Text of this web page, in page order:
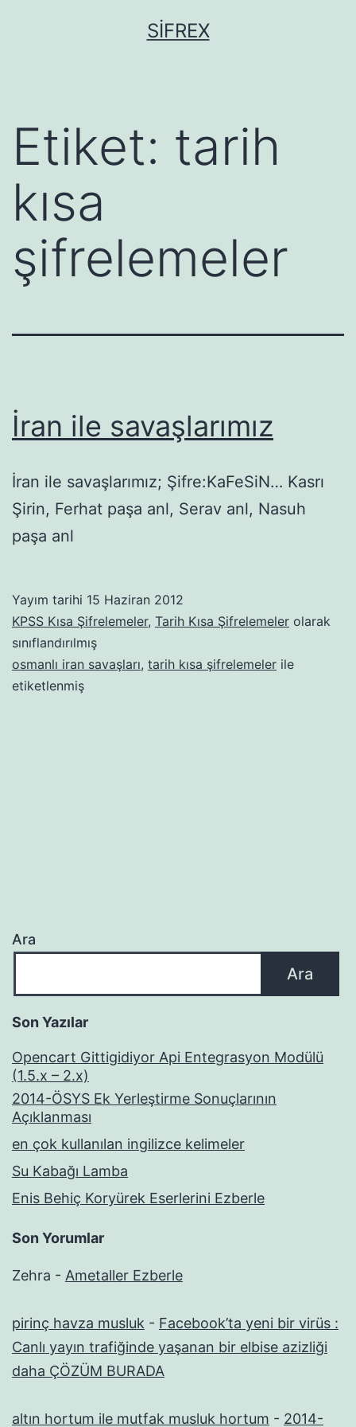
SIFREX
Etiket: tarih
kısa
şifrelemeler
İran ile savaşlarımız
İran ile savaşlarımız; Şifre:KaFeSiN… Kasrı
Şirin, Ferhat paşa anl, Serav anl, Nasuh
paşa anl
Yayım tarihi 15 Haziran 2012
KPSS Kısa Şifrelemeler, Tarih Kısa Şifrelemeler olarak
sınıflandırılmış
osmanlı iran savaşları, tarih kısa şifrelemeler ile
etiketlenmiş
Ara
Ara
Son Yazılar
Opencart Gittigidiyor Api Entegrasyon Modülü
(1.5.x – 2.x)
2014-ÖSYS Ek Yerleştirme Sonuçlarının
Açıklanması
en çok kullanılan ingilizce kelimeler
Su Kabağı Lamba
Enis Behiç Koryürek Eserlerini Ezberle
Son Yorumlar
Zehra - Ametaller Ezberle
pirinç havza musluk - Facebook’ta yeni bir virüs :
Canlı yayın trafiğinde yaşanan bir elbise azizliği
daha ÇÖZÜM BURADA
altın hortum ile mutfak musluk hortum - 2014-